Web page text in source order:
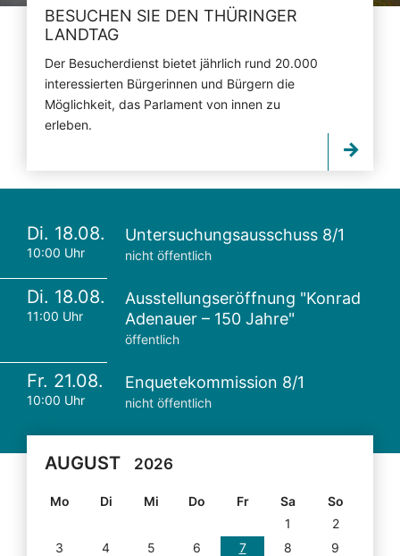
BESUCHEN SIE DEN THÜRINGER
LANDTAG
Der Besucherdienst bietet jährlich rund 20.000
interessierten Bürgerinnen und Bürgern die
Möglichkeit, das Parlament von innen zu
erleben.
Di. 18.08.
10:00 Uhr
Untersuchungsausschuss 8/1
nicht öffentlich
Di. 18.08.
11:00 Uhr
Ausstellungseröffnung "Konrad
Adenauer – 150 Jahre"
öffentlich
Fr. 21.08.
10:00 Uhr
Enquetekommission 8/1
nicht öffentlich
AUGUST 2026
Mo Di Mi Do Fr Sa
So
1
2
3
4 5 6 7 8
9